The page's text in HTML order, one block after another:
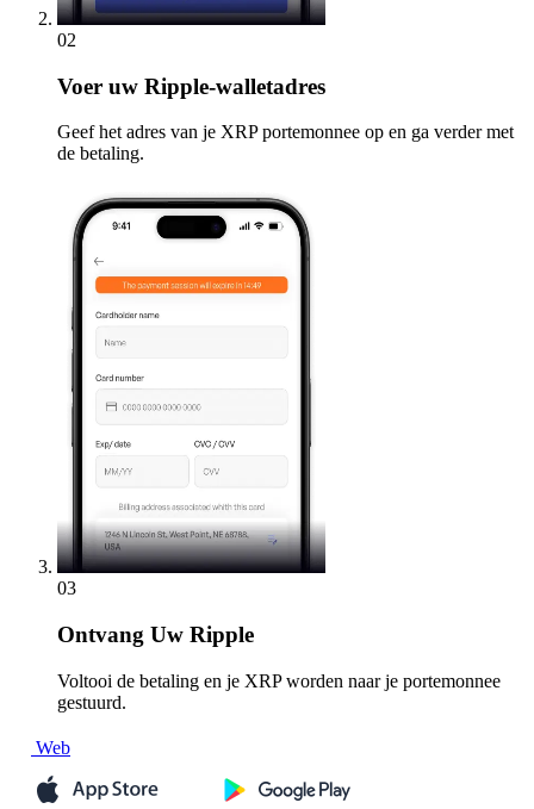
02
Voer uw Ripple-walletadres
Geef het adres van je XRP portemonnee op en ga verder met
de betaling.
03
Ontvang Uw Ripple
Voltooi de betaling en je XRP worden naar je portemonnee
gestuurd.
Web